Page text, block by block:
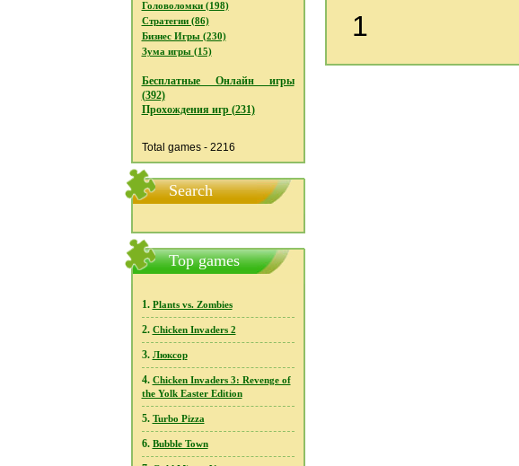
Головоломки (198)
Стратегии (86)
Бизнес Игры (230)
Зума игры (15)
Бесплатные Онлайн игры
(392)
Прохождения игр (231)
Total games - 2216
Search
Top games
1. Plants vs. Zombies
2. Chicken Invaders 2
3. Люксор
4. Chicken Invaders 3: Revenge of
the Yolk Easter Edition
5. Turbo Pizza
6. Bubble Town
1